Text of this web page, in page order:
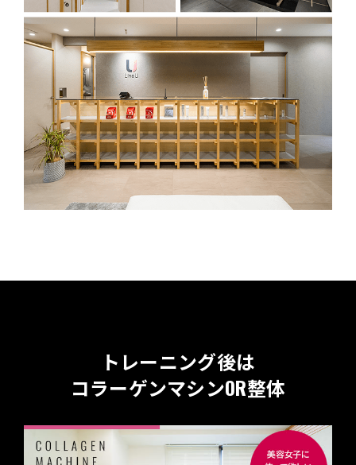
トレーニング後は
コラーゲンマシンOR整体